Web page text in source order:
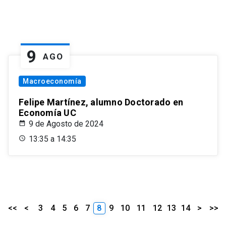
9 AGO
Macroeconomía
Felipe Martínez, alumno Doctorado en
Economía UC
9 de Agosto de 2024
13:35 a 14:35
<< < 3 4 5 6 7 8 9 10 11 12 13 14 > >>